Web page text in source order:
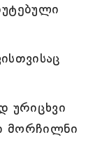
ურიცხვი
მორჩილნი